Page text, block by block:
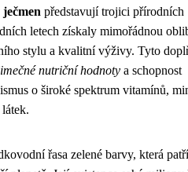
představují trojici přírodních
letech získaly mimořádnou
stylu a kvalitní výživy. Tyto
nutriční hodnoty a schopnost
o široké spektrum vitamínů,
řasa zelené barvy, která